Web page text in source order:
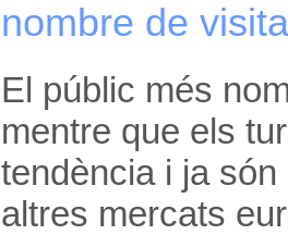
nombre de
El públic més
mentre que els
tendència i ja
altres mercats